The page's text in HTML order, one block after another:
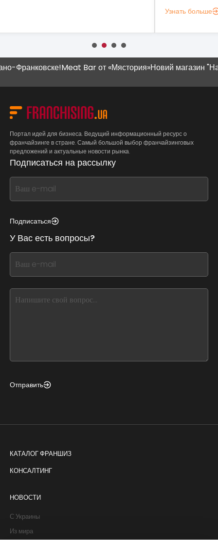
Meat Bar от «Мястория»Новий магазин "Наш
Портал идей для бизнеса. Ведущий информационный ресурс о
франчайзинге в стране. Самый большой выбор франчайзинговых
предложений и актуальные новости рынка.
Подписаться на рассылку
If
you
this,
this
form
field
blank
Подписаться
У Вас есть вопросы?
If
you
this,
Отправить
КАТАЛОГ ФРАНШИЗ
КОНСАЛТИНГ
НОВОСТИ
С Украины
Из мира